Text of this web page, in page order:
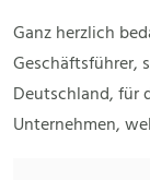
Ganz herzlich
Geschäftsführer,
Deutschland, für
Unternehmen,